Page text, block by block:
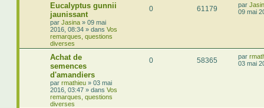
Eucalyptus gunnii
jaunissant
par Jasina » 09 mai
2016, 08:34 » dans Vos
remarques, questions
diverses
0 61179 par
09 mai
Achat de
semences
d'amandiers
par rmathieu » 03 mai
2016, 03:47 » dans Vos
remarques, questions
diverses
0 58365 par
03 mai